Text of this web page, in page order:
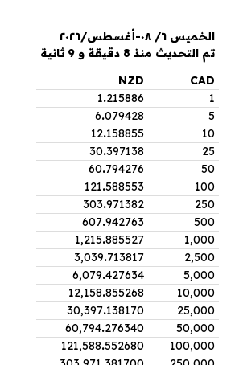
الخميس ٦/ ٠٨-أغسطس/٢٠٢٦
تم التحديث منذ 8 دقيقة و 9 ثانية
CAD
NZD
1
1.215886
5
6.079428
10
12.158855
25
30.397138
50
60.794276
100
121.588553
250
303.971382
500
607.942763
1,000
1,215.885527
2,500
3,039.713817
5,000
6,079.427634
10,000
12,158.855268
25,000
30,397.138170
50,000
60,794.276340
100,000
121,588.552680